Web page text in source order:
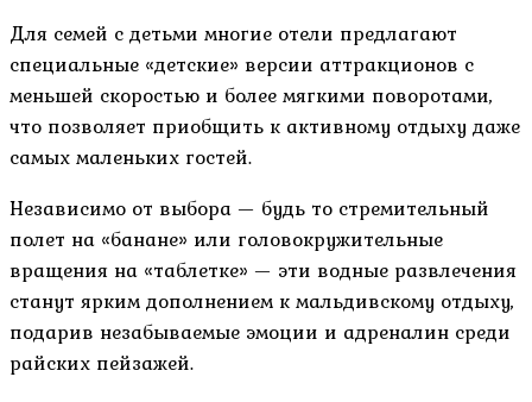
Для семей с детьми многие отели предлагают
специальные «детские» версии аттракционов с
меньшей скоростью и более мягкими поворотами,
что позволяет приобщить к активному отдыху даже
самых маленьких гостей.
Независимо от выбора — будь то стремительный
полет на «банане» или головокружительные
вращения на «таблетке» — эти водные развлечения
станут ярким дополнением к мальдивскому отдыху,
подарив незабываемые эмоции и адреналин среди
райских пейзажей.